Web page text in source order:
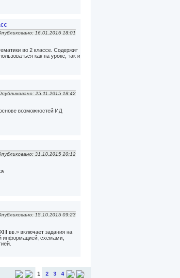
16.01.2016 18:01
во 2 классе. Содержит
как на уроке, так и
25.11.2015 18:42
возможностей ИД
31.10.2015 20:12
15.10.2015 09:23
вв.» включает задания на
информацией, схемами,
1 2 3 4